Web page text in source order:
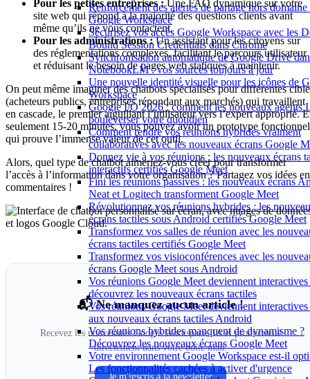
Renforcement des alertes de partage hors domaine
Google Workspace
Sécurisez vos accès Google Workspace avec les
Bound Session Credentials dans Chrome
Synchronisation automatique de Google Drive
NotebookLM : vos sources toujours à jour
Une nouvelle identité visuelle pour les icônes de
Workspace
Google I/O 2026 : comment les nouveaux agents
bouleverser votre quotidien
Comment rendre vos réunions hybrides vraiment
collaboratives avec les nouveaux écrans Google
Donnez vie à vos réunions : les nouveaux écrans
interactifs certifiés Google Meet
Fini les réunions passives : les nouveaux écrans
Neat et Logitech transforment Google Meet
Révolutionnez vos réunions hybrides : les
écrans tactiles sous Android certifiés Google Meet
Transformez vos salles de réunion avec les
écrans tactiles certifiés Google Meet
Transformez vos visioconférences avec les
écrans Google Meet sous Android
Vos réunions Google Meet deviennent interactives
découvrez les nouveaux écrans tactiles
Vos réunions Google Meet deviennent interactives
aux nouveaux écrans tactiles Android
Vos réunions hybrides manquent de dynamisme ?
Découvrez les nouveaux écrans Google Meet
Votre environnement Google Workspace est-il
Les fonctionnalités cachées à activer d'urgence
Pour les petites entreprises :Une FAQ dynamique sur votre
site web qui répond à la majorité des questions clients avant
même qu’ils ne vous contactent.
Pour les administrations :Un assistant pour les citoyens sur
des réglementations complexes, facilitant le parcours utilisateur
et réduisant le besoin de pages web statiques à maintenir.
On peut même imaginer des chatbots spécialisés pour différentes
(acheteurs publics, entreprises répondant aux marchés) qui travaillent
en cascade, le premier aiguillant l’utilisateur vers l’expert approprié.
seulement 15-20 minutes, vous pouvez avoir un prototype fonctionnel
qui prouve l’immense valeur de cet outil.
Alors, quel type de chatbot aimeriez-vous créer pour transformer
l’accès à l’information dans votre organisation ? Partagez vos idées en
commentaires !
📬 Ne manquez aucun article !
Recevez les nouveautés Google Workspace, IA et productivité
directement dans votre boîte mail.
Je m'inscris à la newsletter